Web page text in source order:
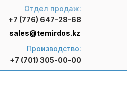
Отдел продаж:
+7 (776) 647-28-68
Производство:
+7 (701) 305-00-00
sales@temirdos.kz